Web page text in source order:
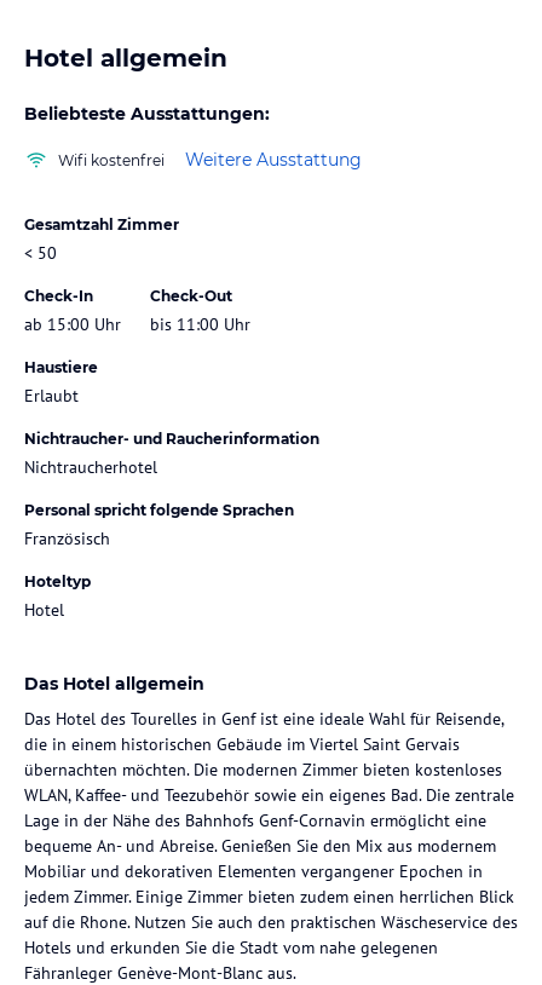
Hotel allgemein
Beliebteste Ausstattungen:
Wifi kostenfrei Weitere Ausstattung
Gesamtzahl Zimmer
< 50
Check-In
ab 15:00 Uhr
Check-Out
bis 11:00 Uhr
Haustiere
Erlaubt
Nichtraucher- und Raucherinformation
Nichtraucherhotel
Personal spricht folgende Sprachen
Französisch
Hoteltyp
Hotel
Das Hotel allgemein
Das Hotel des Tourelles in Genf ist eine ideale Wahl für Reisende,
die in einem historischen Gebäude im Viertel Saint Gervais
übernachten möchten. Die modernen Zimmer bieten kostenloses
WLAN, Kaffee- und Teezubehör sowie ein eigenes Bad. Die zentrale
Lage in der Nähe des Bahnhofs Genf-Cornavin ermöglicht eine
bequeme An- und Abreise. Genießen Sie den Mix aus modernem
Mobiliar und dekorativen Elementen vergangener Epochen in
jedem Zimmer. Einige Zimmer bieten zudem einen herrlichen Blick
auf die Rhone. Nutzen Sie auch den praktischen Wäscheservice des
Hotels und erkunden Sie die Stadt vom nahe gelegenen
Fähranleger Genève-Mont-Blanc aus.